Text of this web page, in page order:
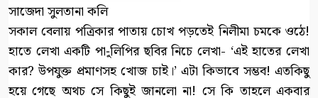
সাজেদা সুলতানা কলি
সকাল বেলায় পত্রিকার পাতায় চোখ পড়তেই নিলীমা চমকে ওঠে!
হাতে লেখা একটি পা-ুলিপির ছবির নিচে লেখা- ‘এই হাতের লেখা
কার? উপযুক্ত প্রমাণসহ খোজ চাই।’ এটা কিভাবে সম্ভব! এতকিছু
হয়ে গেছে অথচ সে কিছুই জানলো না! সে কি তাহলে একবার